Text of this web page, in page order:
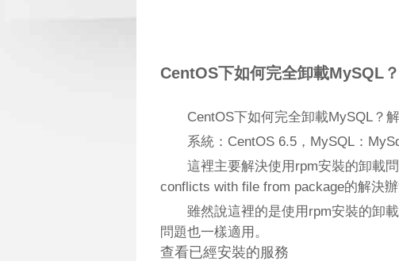
CentOS下如何完全卸載MySQL
CentOS下如何完全卸載MySQL？
系統：CentOS 6.5，MySQL：
這裡主要解決使用 rpm安裝的卸載
conflicts with file from package的解決
雖然說這裡的是使用rpm安裝的卸
問題也一樣適用。
查看已經安裝的服務